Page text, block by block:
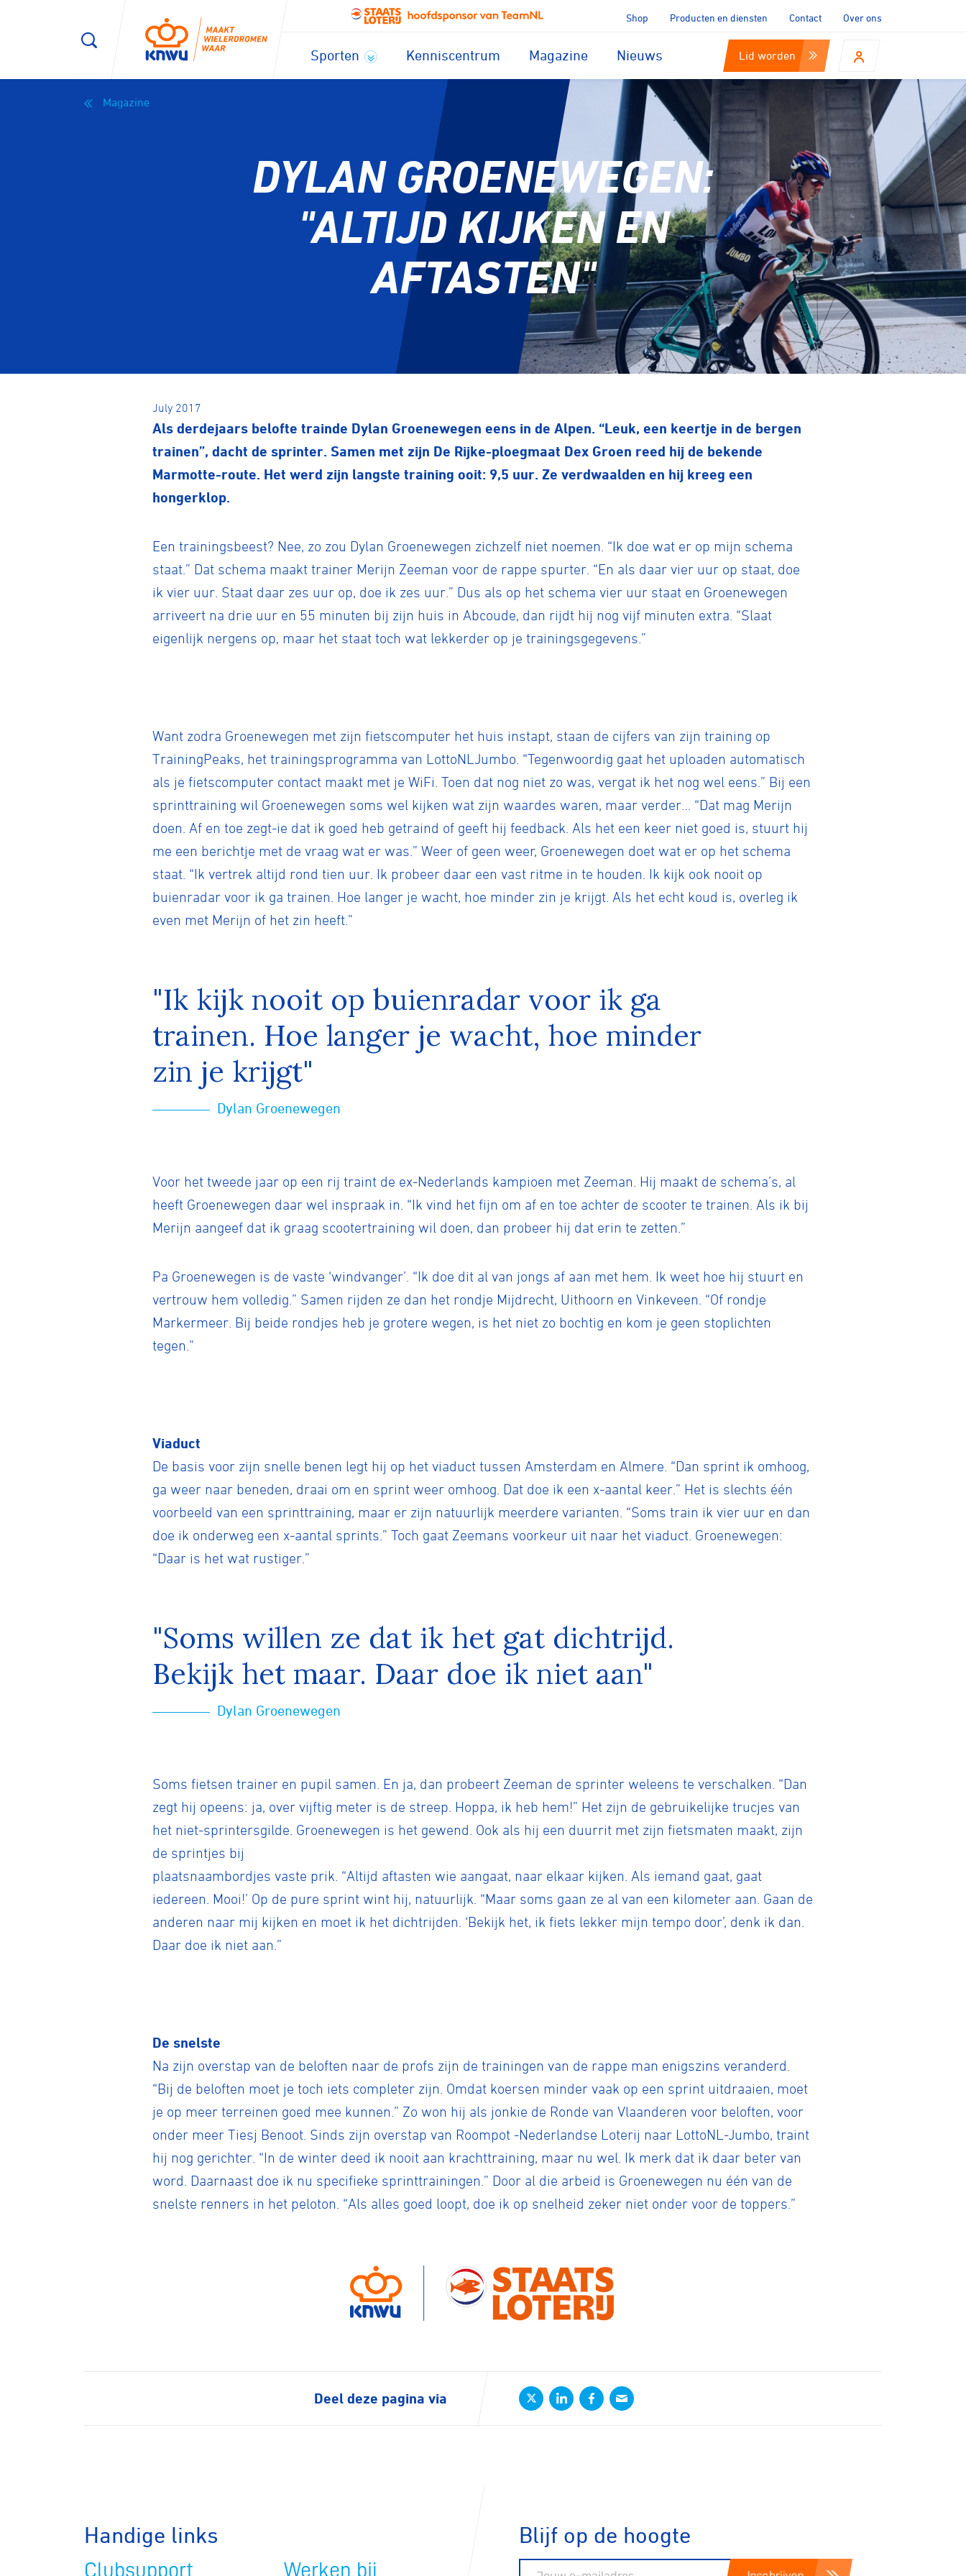
Shop Producten en diensten Contact Over ons
Sporten Kenniscentrum Magazine Nieuws Lid worden
Magazine
DYLAN GROENEWEGEN:
"ALTIJD KIJKEN EN
AFTASTEN"
July 2017
Als derdejaars belofte trainde Dylan Groenewegen eens in de Alpen. “Leuk, een keertje in de bergen
trainen”, dacht de sprinter. Samen met zijn De Rijke-ploegmaat Dex Groen reed hij de bekende
Marmotte-route. Het werd zijn langste training ooit: 9,5 uur. Ze verdwaalden en hij kreeg een
hongerklop.
Een trainingsbeest? Nee, zo zou Dylan Groenewegen zichzelf niet noemen. “Ik doe wat er op mijn schema
staat.” Dat schema maakt trainer Merijn Zeeman voor de rappe spurter. “En als daar vier uur op staat, doe
ik vier uur. Staat daar zes uur op, doe ik zes uur.” Dus als op het schema vier uur staat en Groenewegen
arriveert na drie uur en 55 minuten bij zijn huis in Abcoude, dan rijdt hij nog vijf minuten extra. “Slaat
eigenlijk nergens op, maar het staat toch wat lekkerder op je trainingsgegevens.”
Want zodra Groenewegen met zijn fietscomputer het huis instapt, staan de cijfers van zijn training op
TrainingPeaks, het trainingsprogramma van LottoNLJumbo. “Tegenwoordig gaat het uploaden automatisch
als je fietscomputer contact maakt met je WiFi. Toen dat nog niet zo was, vergat ik het nog wel eens.” Bij een
sprinttraining wil Groenewegen soms wel kijken wat zijn waardes waren, maar verder… “Dat mag Merijn
doen. Af en toe zegt-ie dat ik goed heb getraind of geeft hij feedback. Als het een keer niet goed is, stuurt hij
me een berichtje met de vraag wat er was.” Weer of geen weer, Groenewegen doet wat er op het schema
staat. “Ik vertrek altijd rond tien uur. Ik probeer daar een vast ritme in te houden. Ik kijk ook nooit op
buienradar voor ik ga trainen. Hoe langer je wacht, hoe minder zin je krijgt. Als het echt koud is, overleg ik
even met Merijn of het zin heeft.”
"Ik kijk nooit op buienradar voor ik ga
trainen. Hoe langer je wacht, hoe minder
zin je krijgt"
Dylan Groenewegen
Voor het tweede jaar op een rij traint de ex-Nederlands kampioen met Zeeman. Hij maakt de schema’s, al
heeft Groenewegen daar wel inspraak in. “Ik vind het fijn om af en toe achter de scooter te trainen. Als ik bij
Merijn aangeef dat ik graag scootertraining wil doen, dan probeer hij dat erin te zetten.”
Pa Groenewegen is de vaste ‘windvanger’. “Ik doe dit al van jongs af aan met hem. Ik weet hoe hij stuurt en
vertrouw hem volledig.” Samen rijden ze dan het rondje Mijdrecht, Uithoorn en Vinkeveen. “Of rondje
Markermeer. Bij beide rondjes heb je grotere wegen, is het niet zo bochtig en kom je geen stoplichten
tegen.”
Viaduct
De basis voor zijn snelle benen legt hij op het viaduct tussen Amsterdam en Almere. “Dan sprint ik omhoog,
ga weer naar beneden, draai om en sprint weer omhoog. Dat doe ik een x-aantal keer.” Het is slechts één
voorbeeld van een sprinttraining, maar er zijn natuurlijk meerdere varianten. “Soms train ik vier uur en dan
doe ik onderweg een x-aantal sprints.” Toch gaat Zeemans voorkeur uit naar het viaduct. Groenewegen:
“Daar is het wat rustiger.”
"Soms willen ze dat ik het gat dichtrijd.
Bekijk het maar. Daar doe ik niet aan"
Dylan Groenewegen
Soms fietsen trainer en pupil samen. En ja, dan probeert Zeeman de sprinter weleens te verschalken. “Dan
zegt hij opeens: ja, over vijftig meter is de streep. Hoppa, ik heb hem!” Het zijn de gebruikelijke trucjes van
het niet-sprintersgilde. Groenewegen is het gewend. Ook als hij een duurrit met zijn fietsmaten maakt, zijn
de sprintjes bij
plaatsnaambordjes vaste prik. “Altijd aftasten wie aangaat, naar elkaar kijken. Als iemand gaat, gaat
iedereen. Mooi!’ Op de pure sprint wint hij, natuurlijk. “Maar soms gaan ze al van een kilometer aan. Gaan de
anderen naar mij kijken en moet ik het dichtrijden. ‘Bekijk het, ik fiets lekker mijn tempo door’, denk ik dan.
Daar doe ik niet aan.”
De snelste
Na zijn overstap van de beloften naar de profs zijn de trainingen van de rappe man enigszins veranderd.
“Bij de beloften moet je toch iets completer zijn. Omdat koersen minder vaak op een sprint uitdraaien, moet
je op meer terreinen goed mee kunnen.” Zo won hij als jonkie de Ronde van Vlaanderen voor beloften, voor
onder meer Tiesj Benoot. Sinds zijn overstap van Roompot -Nederlandse Loterij naar LottoNL-Jumbo, traint
hij nog gerichter. “In de winter deed ik nooit aan krachttraining, maar nu wel. Ik merk dat ik daar beter van
word. Daarnaast doe ik nu specifieke sprinttrainingen.” Door al die arbeid is Groenewegen nu één van de
snelste renners in het peloton. “Als alles goed loopt, doe ik op snelheid zeker niet onder voor de toppers.”
Deel deze pagina via
Handige links
Clubsupport Werken bij
Blijf op de hoogte
BMX Race E-Racing
Kunstwielrijden
BMX freestyle
Pumptrack Fixed gear